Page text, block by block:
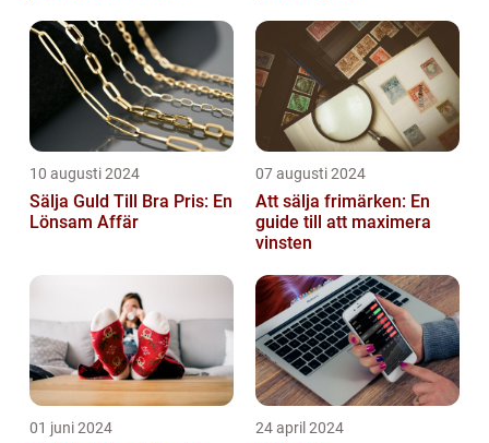
10 augusti 2024
Sälja Guld Till Bra Pris: En
Lönsam Affär
07 augusti 2024
Att sälja frimärken: En
guide till att maximera
vinsten
01 juni 2024 24 april 2024